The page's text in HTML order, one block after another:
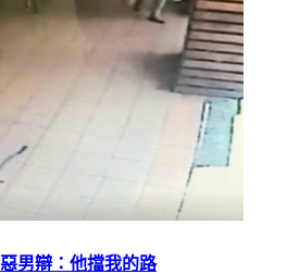
男辯：他擋我的路